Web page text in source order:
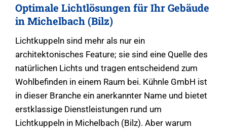
Optimale Lichtlösungen für Ihr Gebäude
in Michelbach (Bilz)
Lichtkuppeln sind mehr als nur ein
architektonisches Feature; sie sind eine Quelle des
natürlichen Lichts und tragen entscheidend zum
Wohlbefinden in einem Raum bei. Kühnle GmbH ist
in dieser Branche ein anerkannter Name und bietet
erstklassige Dienstleistungen rund um
Lichtkuppeln in Michelbach (Bilz). Aber warum